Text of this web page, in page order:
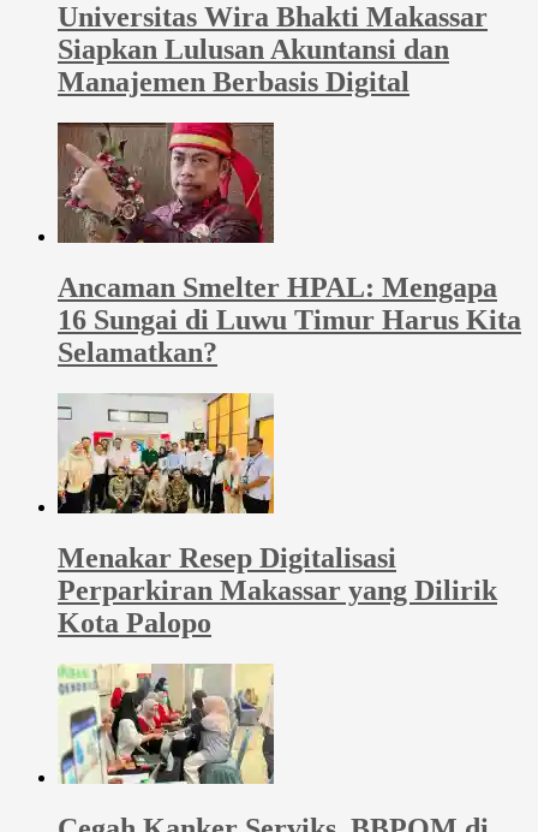
Universitas Wira Bhakti Makassar
Siapkan Lulusan Akuntansi dan
Manajemen Berbasis Digital
Ancaman Smelter HPAL: Mengapa
16 Sungai di Luwu Timur Harus Kita
Selamatkan?
Menakar Resep Digitalisasi
Perparkiran Makassar yang Dilirik
Kota Palopo